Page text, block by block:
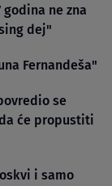
ne zna
dej"
Fernandeša"
se
će propustiti
i samo